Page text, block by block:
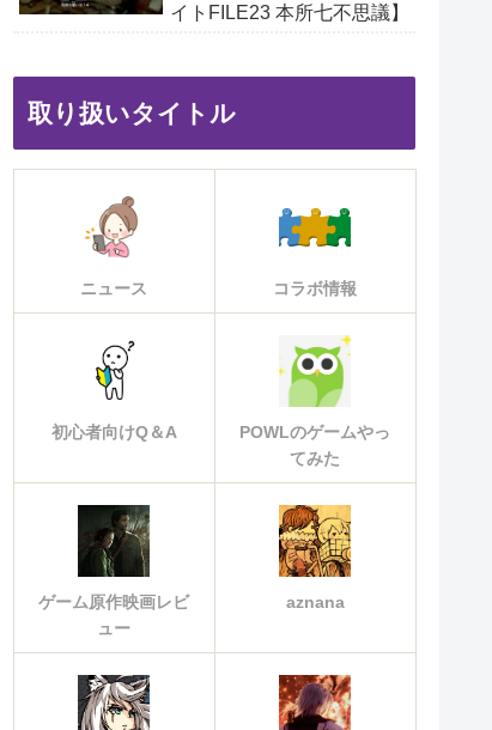
イトFILE23 本所七不思議】
取り扱いタイトル
ニュース コラボ情報
初心者向けQ＆A
POWLのゲームやっ
てみた
ゲーム原作映画レビ
ュー
aznana